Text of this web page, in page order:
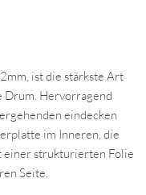
ist die stärkste Art
Drum. Hervorragend
eindecken
im Inneren, die
einer strukturierten Folie
Seite.